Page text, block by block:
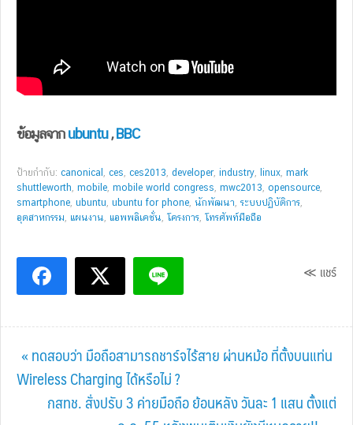
ข้อมูลจากubuntu,BBC
ป้ายกำกับ: canonical ces ces2013 developer, industry linux mark
shuttleworth mobile mobile world congress mwc2013 opensource
smartphone ubuntu ubuntu for phone นักพัฒนา ระบบปฏิบัติการ
อุตสาหกรรม
แผนงาน แอพพลิเคชั่น โครงการ โทรศัพท์มือถือ
≪ แชร์
Previous
Post:
« ทดสอบว่า มือถือสามารถชาร์จไร้สาย ผ่านหม้อ ที่ตั้งบนแท่น
Wireless Charging ได้หรือไม่ ?
Next
กสทช. สั่งปรับ 3 ค่ายมือถือ ย้อนหลัง วันละ 1 แสน ตั้งแต่